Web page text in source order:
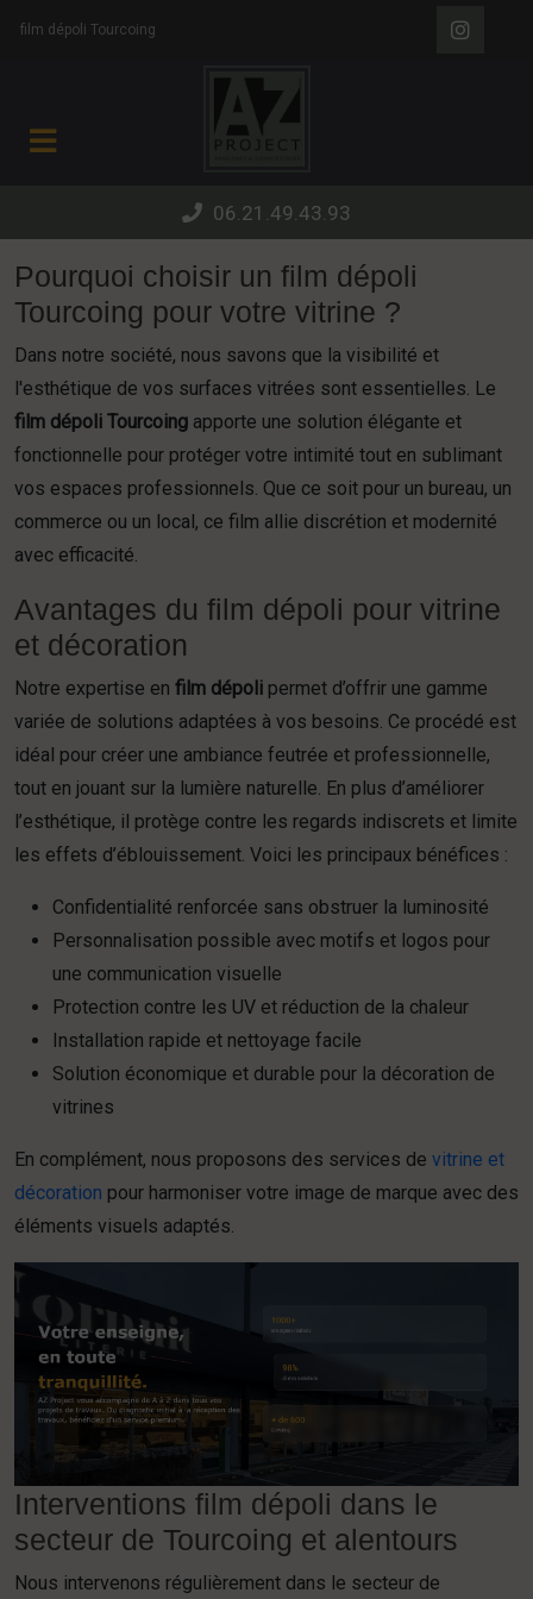
film dépoli Tourcoing
06.21.49.43.93
Pourquoi choisir un film dépoli
Tourcoing pour votre vitrine ?
Dans notre société, nous savons que la visibilité et
l'esthétique de vos surfaces vitrées sont essentielles. Le
film dépoli Tourcoing apporte une solution élégante et
fonctionnelle pour protéger votre intimité tout en sublimant
vos espaces professionnels. Que ce soit pour un bureau, un
commerce ou un local, ce film allie discrétion et modernité
avec efficacité.
Avantages du film dépoli pour vitrine
et décoration
Notre expertise en film dépoli permet d’offrir une gamme
variée de solutions adaptées à vos besoins. Ce procédé est
idéal pour créer une ambiance feutrée et professionnelle,
tout en jouant sur la lumière naturelle. En plus d’améliorer
l’esthétique, il protège contre les regards indiscrets et limite
les effets d’éblouissement. Voici les principaux bénéfices :
Confidentialité renforcée sans obstruer la luminosité
Personnalisation possible avec motifs et logos pour
une communication visuelle
Protection contre les UV et réduction de la chaleur
Installation rapide et nettoyage facile
Solution économique et durable pour la décoration de
vitrines
En complément, nous proposons des services de vitrine et
décoration pour harmoniser votre image de marque avec des
éléments visuels adaptés.
Interventions film dépoli dans le
secteur de Tourcoing et alentours
Nous intervenons régulièrement dans le secteur de